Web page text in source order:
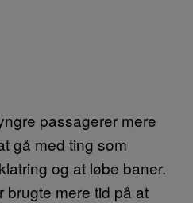
passagerer mere
gå med ting som
og at løbe baner.
mere tid på at